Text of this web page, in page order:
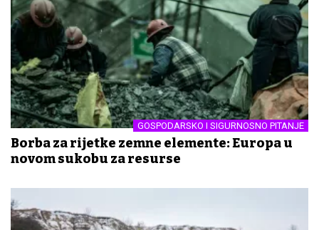
GOSPODARSKO I SIGURNOSNO PITANJE
Borba za rijetke zemne elemente: Europa u
novom sukobu za resurse